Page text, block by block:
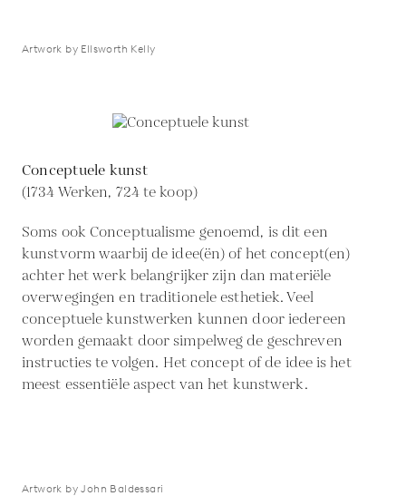
Artwork by Ellsworth Kelly
Conceptuele kunst
(1734 Werken, 724 te koop)
Soms ook Conceptualisme genoemd, is dit een
kunstvorm waarbij de idee(ën) of het concept(en)
achter het werk belangrijker zijn dan materiële
overwegingen en traditionele esthetiek. Veel
conceptuele kunstwerken kunnen door iedereen
worden gemaakt door simpelweg de geschreven
instructies te volgen. Het concept of de idee is het
meest essentiële aspect van het kunstwerk.
Artwork by John Baldessari